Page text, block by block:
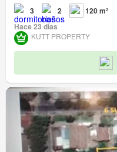
3 2
120 m²
Hace 23 días
KUTT PROPERTY